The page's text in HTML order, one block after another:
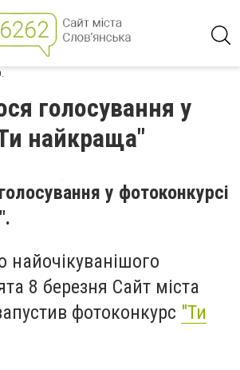
голосування у
найкраща"
у фотоконкурсі
найочікуванішого
8 березня Сайт міста
фотоконкурс "Ти